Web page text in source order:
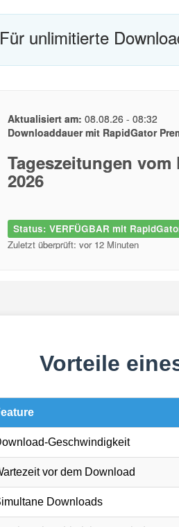
Für unlimitierte
Aktualisiert am: 08.08.26 - 08:32
Downloaddauer mit RapidGator
Tageszeitungen vom
2026
Status: VERFÜGBAR mit
Zuletzt überprüft: vor 12 Minuten